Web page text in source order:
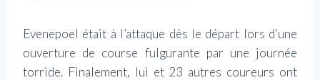
Evenepoel était à l’attaque dès le départ lors d’une
ouverture de course fulgurante par une journée
torride. Finalement, lui et 23 autres coureurs ont